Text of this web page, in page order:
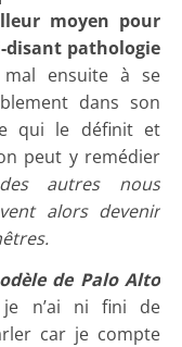
moyen pour
disant pathologie
ensuite à se
dans son
qui le définit et
peut y remédier
autres nous
alors devenir
de Palo Alto
n’ai ni fini de
car je compte